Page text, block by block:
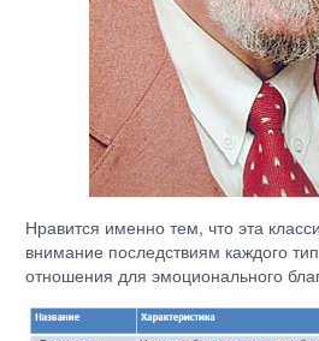
Нравится именно тем, что эта
внимание последствиям каждого
отношения для эмоционального